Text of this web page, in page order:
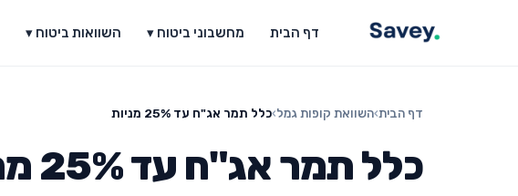
דף הבית מחשבוני ביטוח ▾ השוואות ביטוח ▾
דף הבית›השוואת קופות גמל›כלל תמר אג"ח עד 25% מניות
כלל תמר אג"ח עד 25% מניות